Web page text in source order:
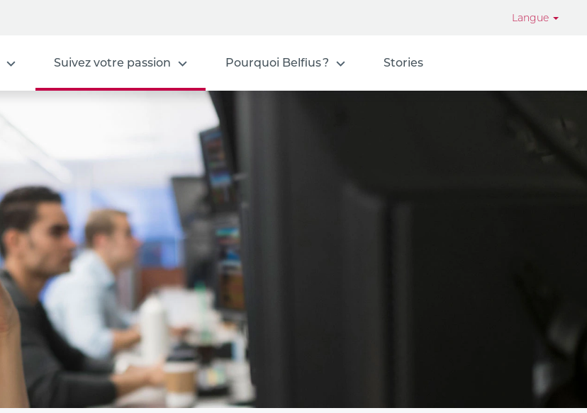
Langue
Suivez votre passion Pourquoi Belfius ? Stories